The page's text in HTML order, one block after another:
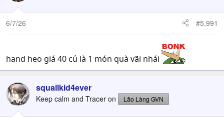
6/7/26 #5,991
hand heo giá 40 củ là 1 món quà vãi nhái
squallkid4ever
Keep calm and Tracer on Lão Làng GVN